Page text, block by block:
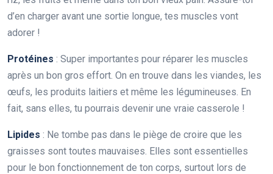
d’en charger avant une sortie longue, tes muscles vont
adorer !
Protéines : Super importantes pour réparer les muscles
après un bon gros effort. On en trouve dans les viandes, les
œufs, les produits laitiers et même les légumineuses. En
fait, sans elles, tu pourrais devenir une vraie casserole !
Lipides : Ne tombe pas dans le piège de croire que les
graisses sont toutes mauvaises. Elles sont essentielles
pour le bon fonctionnement de ton corps, surtout lors de